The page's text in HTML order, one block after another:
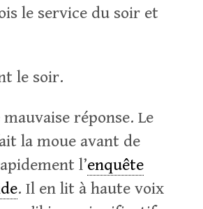
le service du soir et
le soir.
réponse. Le
la moue avant de
l’enquête
. Il en lit à haute voix